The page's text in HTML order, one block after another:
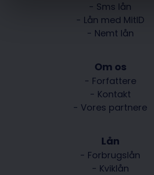
- Sms lån
- Lån med MitID
- Nemt lån
Om os
- Forfattere
- Kontakt
- Vores partnere
Lån
- Forbrugslån
- Kviklån